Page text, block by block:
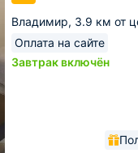
Владимир, 3.9 км от
Оплата на сайте
Завтрак включён